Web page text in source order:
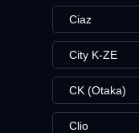
Ciaz
City K-ZE
CK (Otaka)
Clio